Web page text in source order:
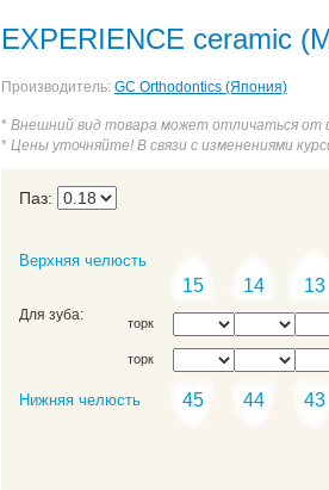
AQUA SL (Roth) PT-5 2-го
EXPERIENCE ceramic
Производитель: GC Orthodontics (Япония)
* Внешний вид товара может отличаться от
* Цены уточняйте! В связи с изменениями
Паз:
Для зуба:
Верхняя челюсть
15 14 13
торк
торк
Нижняя челюсть 45 44 43